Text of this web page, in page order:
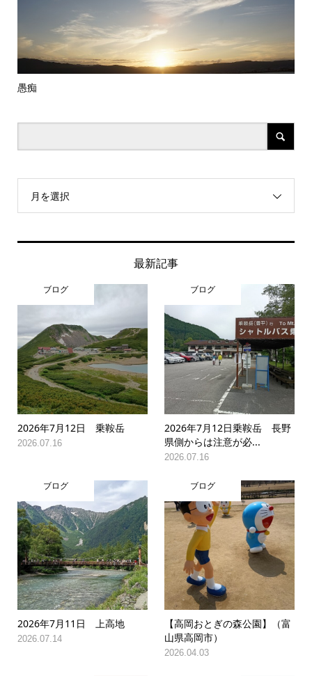
愚痴
月を選択
最新記事
ブログ
2026年7月12日 乗鞍岳
2026.07.16
ブログ
2026年7月12日乗鞍岳 長野
県側からは注意が必...
2026.07.16
ブログ
2026年7月11日 上高地
2026.07.14
ブログ
【高岡おとぎの森公園】（富
山県高岡市）
2026.04.03